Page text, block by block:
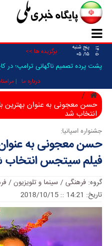
۱۴۰۵
پنج شنبه
۱۵/ ۰۵
برگزیده ها >>
پشت پرده تصمیم ناگهانی ترامپ؛ در
درباره ما
حسن معجونی به عنوان بهترین
انتخاب شد
جشنواره اسپانیا:
حسن معجونی به عنوان
فیلم سیتجس
گروه: فرهنگی / سینما و تلویزیون/
تاریخ: 14:21 :: 2018/10/15